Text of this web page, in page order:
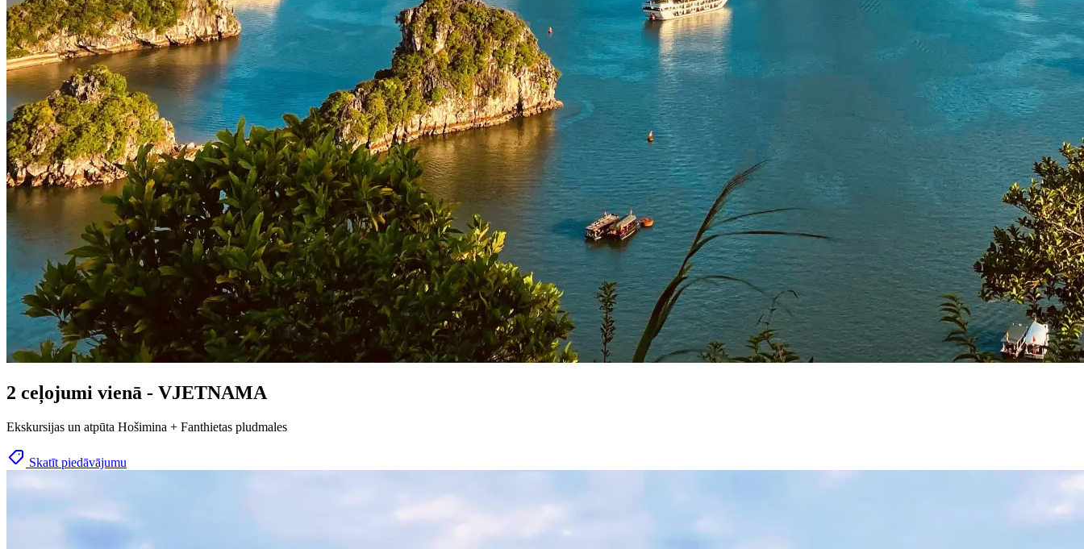
2 ceļojumi vienā - VJETNAMA
Ekskursijas un atpūta Hošimina + Fanthietas pludmales
Skatīt piedāvājumu